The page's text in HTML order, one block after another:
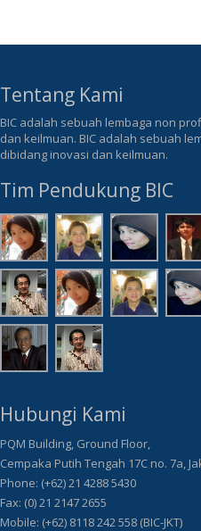
Tentang Kami
BIC adalah sebuah lembaga non
dan keilmuan. BIC adalah sebuah
dibidang inovasi dan keilmuan.
Tim Pendukung BIC
Hubungi Kami
PQM Building, Ground Floor,
Cempaka Putih Tengah 17C no. 7a,
Phone: (+62) 21 4288 5430
Fax: (0) 21 2147 2655
Mobile: (+62) 8118 242 558 (BIC-JKT)